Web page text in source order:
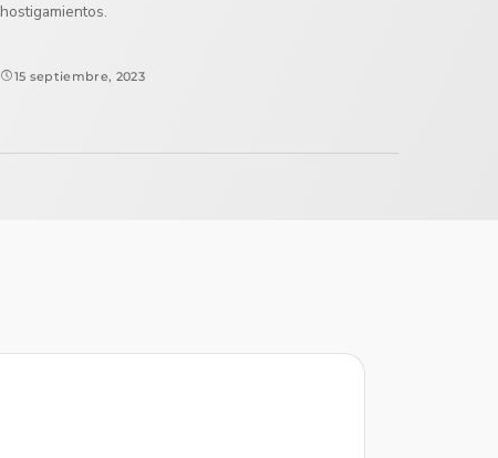
hostigamientos.
15 septiembre, 2023